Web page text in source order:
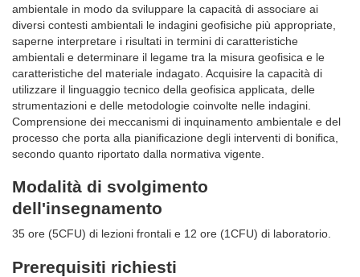
ambientale in modo da sviluppare la capacità di associare ai
diversi contesti ambientali le indagini geofisiche più appropriate,
saperne interpretare i risultati in termini di caratteristiche
ambientali e determinare il legame tra la misura geofisica e le
caratteristiche del materiale indagato. Acquisire la capacità di
utilizzare il linguaggio tecnico della geofisica applicata, delle
strumentazioni e delle metodologie coinvolte nelle indagini.
Comprensione dei meccanismi di inquinamento ambientale e del
processo che porta alla pianificazione degli interventi di bonifica,
secondo quanto riportato dalla normativa vigente.
Modalità di svolgimento
dell'insegnamento
35 ore (5CFU) di lezioni frontali e 12 ore (1CFU) di laboratorio.
Prerequisiti richiesti